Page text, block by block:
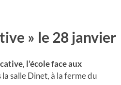
» le 28 janvier
, l’école face aux
la salle Dinet, à la ferme du